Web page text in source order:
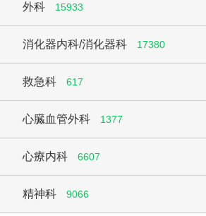
外科 15933
消化器内科/消化器科 17380
救急科 617
心臓血管外科 1377
心療内科 6607
精神科 9066